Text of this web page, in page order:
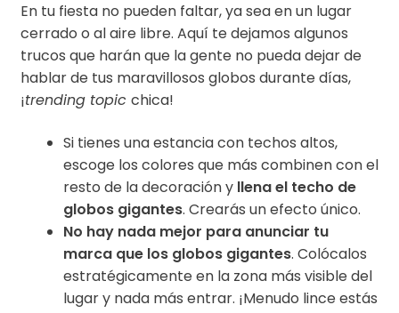
En tu fiesta no pueden faltar, ya sea en un lugar
cerrado o al aire libre. Aquí te dejamos algunos
trucos que harán que la gente no pueda dejar de
hablar de tus maravillosos globos durante días,
¡trending topic chica!
Si tienes una estancia con techos altos,
escoge los colores que más combinen con el
resto de la decoración y llena el techo de
globos gigantes. Crearás un efecto único.
No hay nada mejor para anunciar tu
marca que los globos gigantes. Colócalos
estratégicamente en la zona más visible del
lugar y nada más entrar. ¡Menudo lince estás